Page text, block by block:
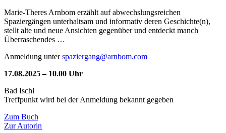
Marie-Theres Arnbom erzählt auf abwechslungsreichen
Spaziergängen unterhaltsam und informativ deren Geschichte(n),
stellt alte und neue Ansichten gegenüber und entdeckt manch
Überraschendes …
Anmeldung unterspaziergang@arnbom.com
17.08.2025 – 10.00 Uhr
Bad Ischl
Treffpunkt wird bei der Anmeldung bekannt gegeben
Zum Buch
Zur Autorin